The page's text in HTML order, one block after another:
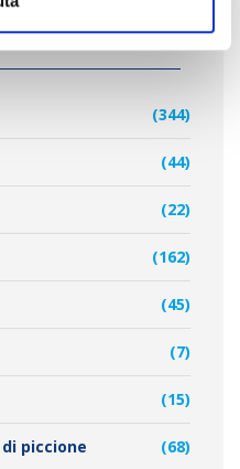
(344)
(44)
(22)
(162)
(45)
(7)
(15)
piccione (68)